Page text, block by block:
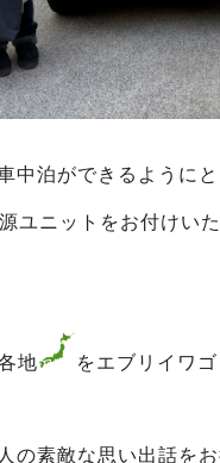
中泊ができるようにと
ユニットをお付けい
地 をエブリイワ
の素敵な思い出話をお